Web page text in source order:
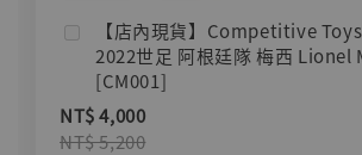
【店內現貨】Competitive
2022世足 阿根廷隊 梅西 Lionel
[CM001]
NT$ 4,000
NT$ 5,200